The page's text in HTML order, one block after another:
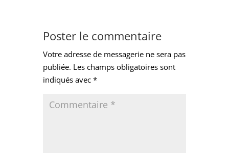
Poster le commentaire
Votre adresse de messagerie ne sera pas
publiée. Les champs obligatoires sont
indiqués avec *